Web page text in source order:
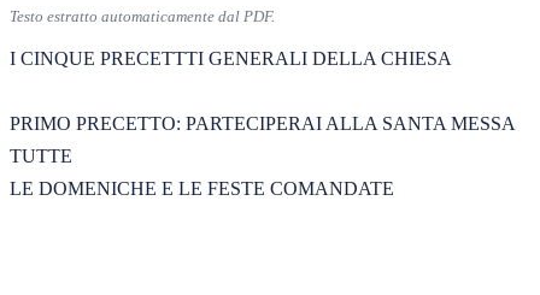
Testo estratto automaticamente dal PDF.
I CINQUE PRECETTTI GENERALI DELLA CHIESA
PRIMO PRECETTO: PARTECIPERAI ALLA SANTA MESSA
TUTTE
LE DOMENICHE E LE FESTE COMANDATE